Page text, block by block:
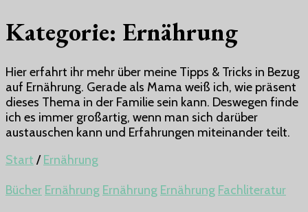
Kategorie: Ernährung
Hier erfahrt ihr mehr über meine Tipps & Tricks in Bezug
auf Ernährung. Gerade als Mama weiß ich, wie präsent
dieses Thema in der Familie sein kann. Deswegen finde
ich es immer großartig, wenn man sich darüber
austauschen kann und Erfahrungen miteinander teilt.
Start / Ernährung
Bücher Ernährung Ernährung Ernährung Fachliteratur